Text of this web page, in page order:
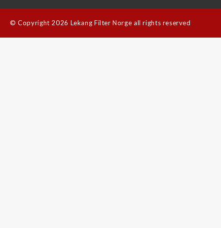
© Copyright 2026 Lekang Filter Norge all rights reserved